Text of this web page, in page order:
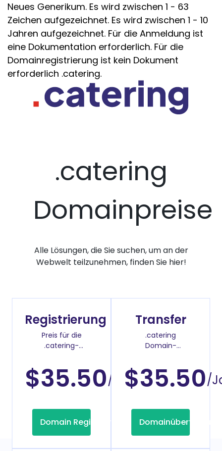
Neues Generikum. Es wird zwischen 1 - 63
Zeichen aufgezeichnet. Es wird zwischen 1 - 10
Jahren aufgezeichnet. Für die Anmeldung ist
eine Dokumentation erforderlich. Für die
Domainregistrierung ist kein Dokument
erforderlich .catering.
.catering
Domainpreise
Alle Lösungen, die Sie suchen, um an der
Webwelt teilzunehmen, finden Sie hier!
Registrierung
Preis für die
.catering-
$35.50/Jahr
Domain Registrierung
Transfer
.catering
Domain-
$35.50/
Domainübertragung